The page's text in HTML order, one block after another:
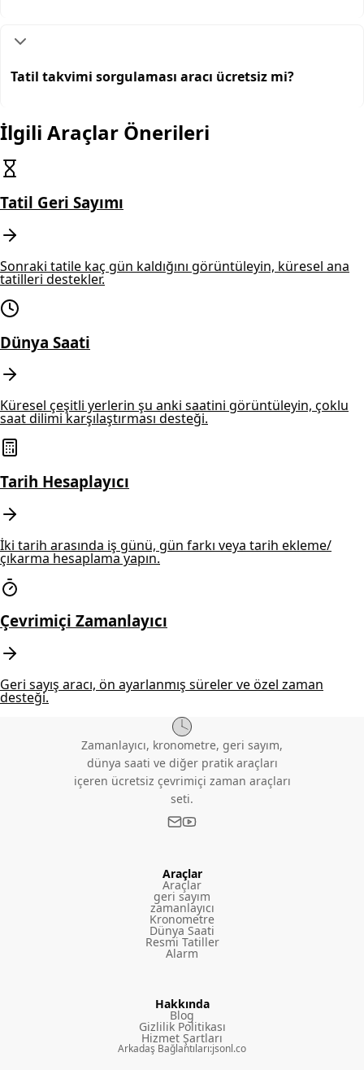
Tatil takvimi sorgulaması aracı ücretsiz mi?
İlgili Araçlar Önerileri
Tatil Geri Sayımı
Sonraki tatile kaç gün kaldığını görüntüleyin, küresel ana
tatilleri destekler.
Dünya Saati
Küresel çeşitli yerlerin şu anki saatini görüntüleyin, çoklu
saat dilimi karşılaştırması desteği.
Tarih Hesaplayıcı
İki tarih arasında iş günü, gün farkı veya tarih ekleme/
çıkarma hesaplama yapın.
Çevrimiçi Zamanlayıcı
Geri sayış aracı, ön ayarlanmış süreler ve özel zaman
desteği.
Zamanlayıcı, kronometre, geri sayım,
dünya saati ve diğer pratik araçları
içeren ücretsiz çevrimiçi zaman araçları
seti.
Araçlar
Araçlar
geri sayım
zamanlayıcı
Kronometre
Dünya Saati
Resmi Tatiller
Alarm
Hakkında
Blog
Gizlilik Politikası
Hizmet Şartları
Arkadaş Bağlantıları:jsonl.co